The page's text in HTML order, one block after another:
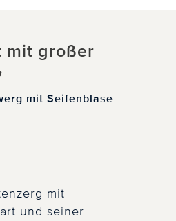
mit großer
mit Seifenblase
mit
und seiner